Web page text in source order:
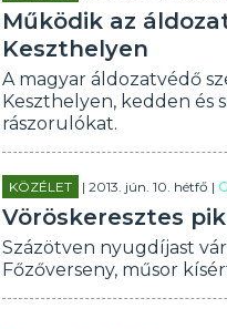
Működik az
Keszthelyen
A magyar áldozatvédő
Keszthelyen, kedden és
rászorulókat.
KÖZÉLET | 2013. jún. 10. hétfő |
Vöröskeresztes
Százötven nyugdíjast
Főzőverseny, műsor